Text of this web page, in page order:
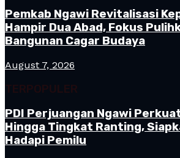
Pemkab Ngawi Revitalisasi
Hampir Dua Abad, Fokus
Bangunan Cagar Budaya
August 7, 2026
TERPOPULER
PDI Perjuangan Ngawi
Hingga Tingkat Ranting,
Hadapi Pemilu